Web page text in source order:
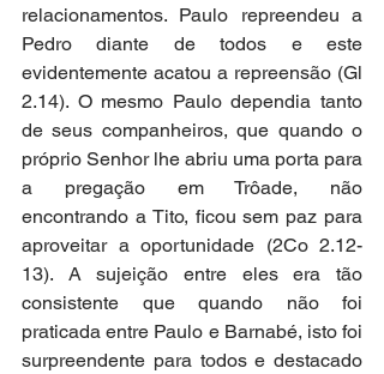
relacionamentos. Paulo repreendeu a
Pedro diante de todos e este
evidentemente acatou a repreensão (Gl
2.14). O mesmo Paulo dependia tanto
de seus companheiros, que quando o
próprio Senhor lhe abriu uma porta para
a pregação em Trôade, não
encontrando a Tito, ficou sem paz para
aproveitar a oportunidade (2Co 2.12-
13). A sujeição entre eles era tão
consistente que quando não foi
praticada entre Paulo e Barnabé, isto foi
surpreendente para todos e destacado